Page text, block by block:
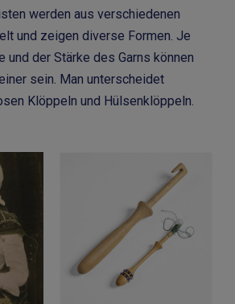
werden aus verschiedenen
und zeigen diverse Formen. Je
und der Stärke des Garns können
sein. Man unterscheidet
Klöppeln und Hülsenklöppeln.